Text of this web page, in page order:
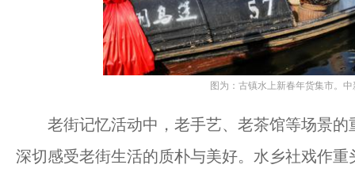
图为：古镇水上新春年货集市。
老街记忆活动中，老手艺、老茶馆等场景的
深切感受老街生活的质朴与美好。水乡社戏作